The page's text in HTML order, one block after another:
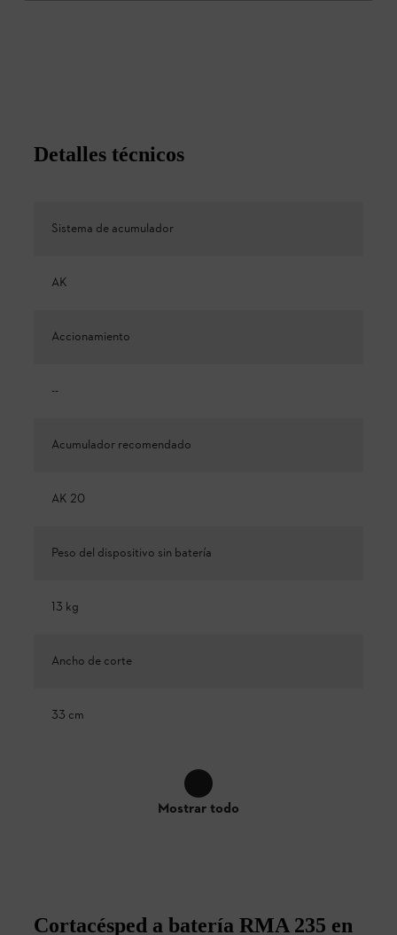
Detalles técnicos
Sistema de acumulador
AK
Accionamiento
--
Acumulador recomendado
AK 20
Peso del dispositivo sin batería
13 kg
Ancho de corte
33 cm
Mostrar todo
Cortacésped a batería RMA 235 en